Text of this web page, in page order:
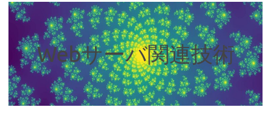
Webサーバ関連技術